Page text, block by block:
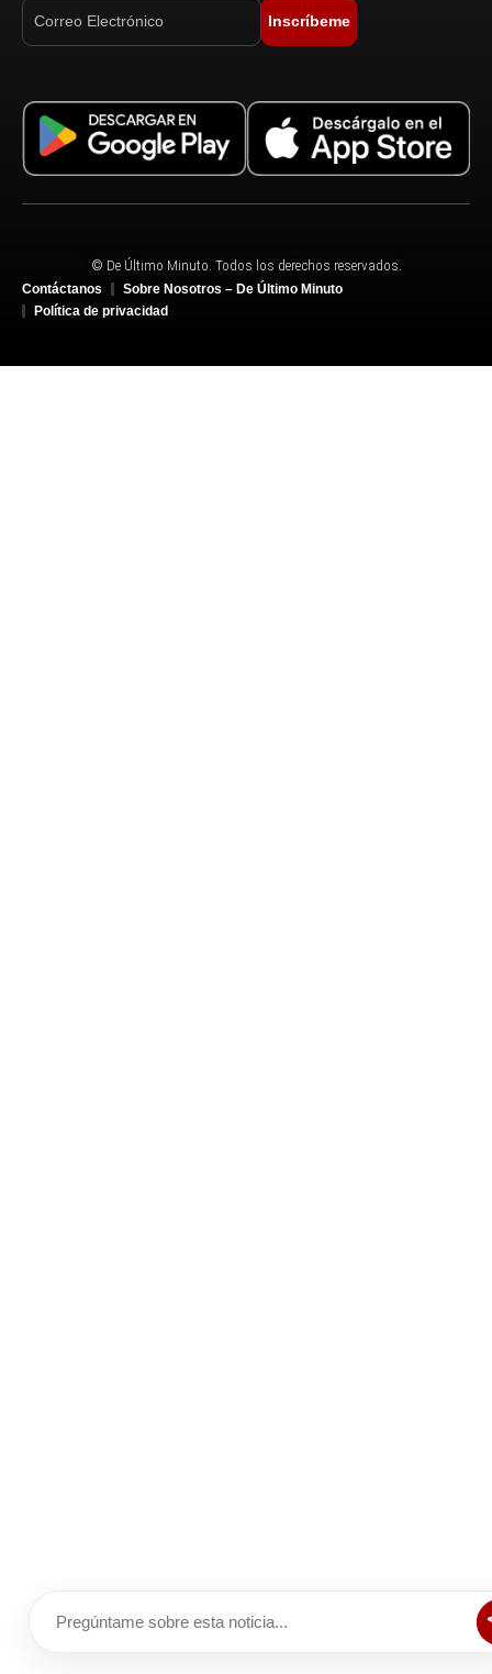
Inscríbeme
© De Último Minuto. Todos los derechos reservados.
Contáctanos
Sobre Nosotros – De Último Minuto
Política de privacidad